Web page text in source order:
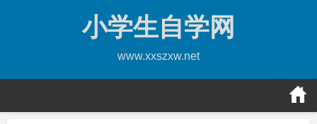
小学生自学网
www.xxszxw.net